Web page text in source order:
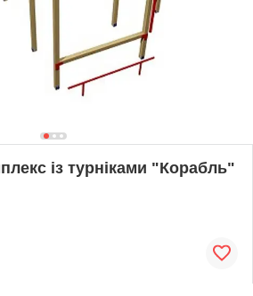
із турніками "Корабль"